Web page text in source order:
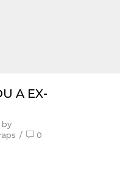
A EX-
by
/ 0